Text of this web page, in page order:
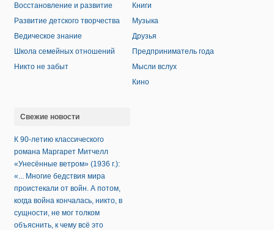
Восстановление и развитие
Развитие детского творчества
Ведическое знание
Школа семейных отношений
Никто не забыт
Книги
Музыка
Друзья
Предприниматель года
Мысли вслух
Кино
Свежие новости
К 90-летию классического
романа Маргарет Митчелл
«Унесённые ветром» (1936 г.):
«... Многие бедствия мира
проистекали от войн. А потом,
когда война кончалась, никто, в
сущности, не мог толком
объяснить, к чему всё это